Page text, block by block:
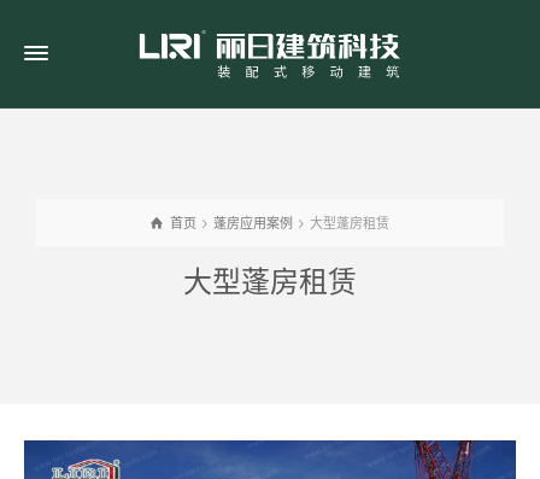
首页 蓬房应用案例 大型蓬房租赁
大型蓬房租赁